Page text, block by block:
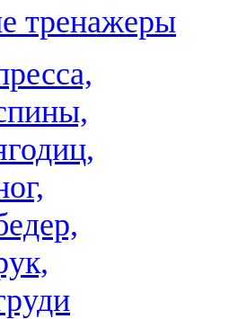
тренажеры